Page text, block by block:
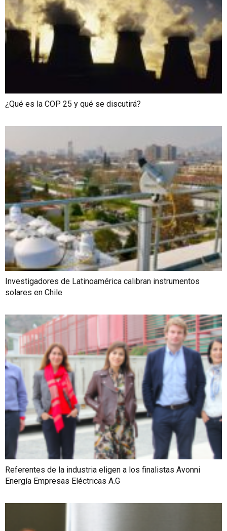
¿Qué es la COP 25 y qué se discutirá?
Investigadores de Latinoamérica calibran instrumentos
solares en Chile
Referentes de la industria eligen a los finalistas Avonni
Energía Empresas Eléctricas A.G